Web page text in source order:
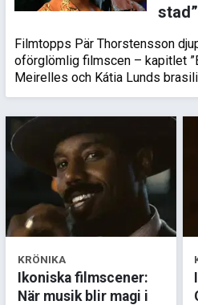
Filmtopps Pär Thorstensson
oförglömlig filmscen – kapitlet
Meirelles och Kátia Lunds
”Guds stad” f…
KRÖNIKA
Ikoniska filmscener:
När musik blir magi i